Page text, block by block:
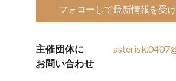
フォローして最新情報を受
主催団体に
お問い合わせ